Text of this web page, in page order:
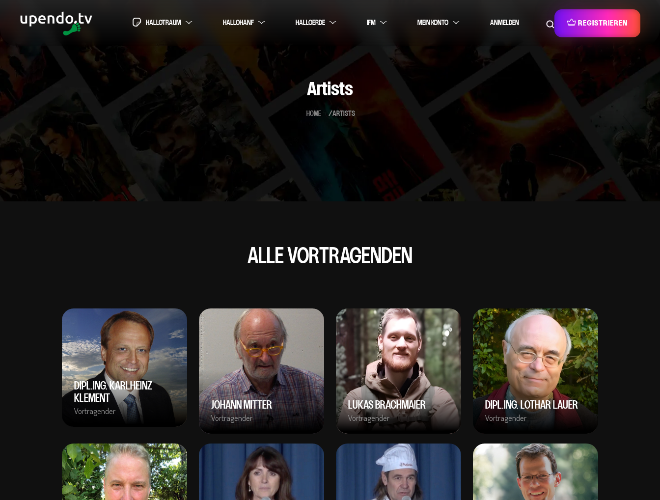
HALLOTRAUM HALLOHANF HALLOERDE IFM MEIN KONTO ANMELDEN REGISTRIEREN
Artists
HOME ARTISTS
ALLE VORTRAGENDEN
DIPL.ING. KARLHEINZ
KLEMENT
Vortragender
JOHANN MITTER
Vortragender
LUKAS BRACHMAIER
Vortragender
DIPL.ING. LOTHAR LAUER
Vortragender